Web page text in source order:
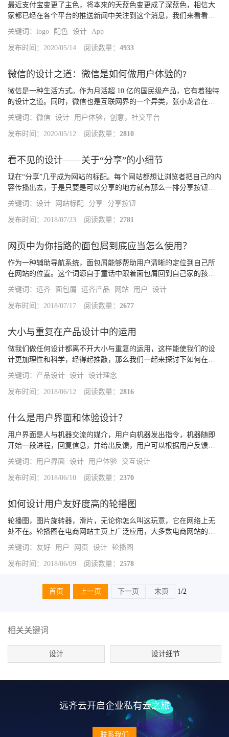
最近支付宝变更了主色，将本来的天蓝色变更成了深蓝色，相信大
家都已经在各个平台的推送新闻中关注到这个消息，我们来看看色
彩的对比。一、支付宝色彩改版的分析要先从年初支付宝举办的合
作伙伴大会说起，蚂蚁金服CEO在会中宣布了要将支付宝升级成生
活开放平台...
关键词： logo 配色 设计 App
发布时间：2020/05/14 阅读数量： 4933
微信的设计之道：微信是如何做用户体验的?
微信是一种生活方式。作为月活超 10 亿的国民级产品，它有着独特
的设计之道。同时，微信也是互联网界的一个异类，张小龙曾在微
信公开课上回应道：「我们只是守住了做一个好产品的底线，居然
就与众不同了」。好产品自然是体验和价值至上。下面就为大家解
读微信...
关键词： 微信 设计 用户体验，创意，社交平台
发布时间：2020/05/12 阅读数量： 2810
看不见的设计——关于“分享”的小细节
现在“分享”几乎成为网站的标配。每个网站都想让浏览者把自己的内
容传播出去，于是只要是可以分享的地方就有那么一排分享按钮，
甚至每张图片每个评论都有分享按钮。但是“分享”可不只是做一排按
钮那么简单，它背后藏着很多细节分享的主体分享，就是我要把这...
关键词： 设计 网站标配 分享 分享按钮
发布时间：2018/07/23 阅读数量： 2781
网页中为你指路的面包屑到底应当怎么使用？
作为一种辅助导航系统，面包屑能够帮助用户清晰的定位到自己所
在网站的位置。这个词源自于童话中跟着面包屑回到自己家的孩
子，而网页中的面包屑也是帮助用户找到自己位置的UI控件。面包
屑通过路径展示告知用户他们所处的位置，而今天的这篇文章将会
探讨一个可...
关键词： 远齐 面包屑 远齐产品 网站 用户 设计
发布时间：2018/07/17 阅读数量： 2677
大小与重复在产品设计中的运用
做我们做任何设计都离不开大小与重复的运用，这样能使我们的设
计更加理性和科学，经得起推敲，那么我们一起来探讨下如何在产
品设计中运用这一方法为什么大的物体更吸引眼球如上图所示，a球
会比右边b球更吸引我们去阅读，大的物体视觉重量会比较大，我们
眼球的...
关键词： 产品设计 设计 设计理念
发布时间：2018/06/12 阅读数量： 2816
什么是用户界面和体验设计？
用户界面是人与机器交流的媒介，用户向机器发出指令，机器随即
开始一段进程，回复信息，并给出反馈，用户可以根据用户反馈进
行下一步操作的决策。体验设计注重产品的全局架构和功能，以及
用户使用感受
关键词： 用户界面 设计 用户体验 交互设计
发布时间：2018/06/10 阅读数量： 2370
如何设计用户友好度高的轮播图
轮播图，图片旋转器，滑片，无论你怎么叫这玩意，它在网络上无
处不在。轮播图在电商网站主页上广泛应用，大多数电商网站的主
页上都有它：但轮播图对用户真的有意义吗？或者它只是设计者用
来偷懒，将内容一股脑塞进去的工具呢？不论将这个问题抛向谁，
他们都会...
关键词： 友好 用户 网页 设计 轮播图
发布时间：2018/06/09 阅读数量： 2578
首页 上一页 下一页 末页 1/2
相关关键词
设计 设计细节
远齐云开启企业私有云之旅
联系我们